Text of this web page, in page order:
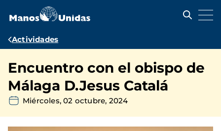
contenido
Ruta
navegación
Actividades
Encuentro con el obispo de
Málaga D.Jesus Catalá
Miércoles, 02 octubre, 2024